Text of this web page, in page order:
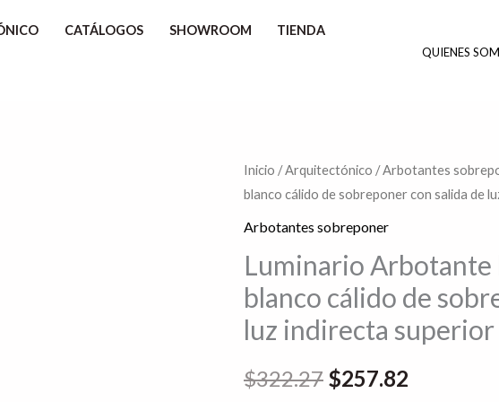
CATÁLOGOS SHOWROOM TIENDA
QUIENES
Inicio /Arquitectónico /Arbotantes
blanco cálido de sobreponer con salida de
Arbotantes sobreponer
Luminario Arbotante
blanco cálido de
luz indirecta
$322.27
El
precio
original
era:
$322.27.
$257.82
El
actual
es:
$257.82.
Luminario
Arbotante
led
luz
blanco
cálido
sobreponer